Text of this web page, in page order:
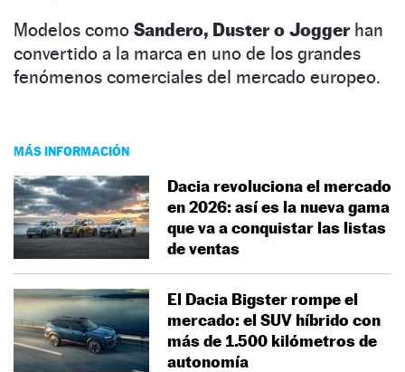
Modelos como Sandero, Duster o Joggerhan
convertido a la marca en uno de los grandes
fenómenos comerciales del mercado europeo.
MÁS INFORMACIÓN
Dacia revoluciona el mercado
en 2026: así es la nueva gama
que va a conquistar las listas
de ventas
El Dacia Bigster rompe el
mercado: el SUV híbrido con
más de 1.500 kilómetros de
autonomía